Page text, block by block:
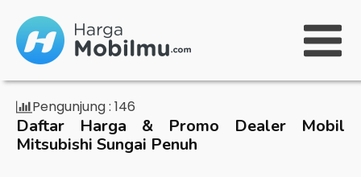
Pengunjung : 146
Daftar Harga & Promo Dealer Mobil
Mitsubishi Sungai Penuh